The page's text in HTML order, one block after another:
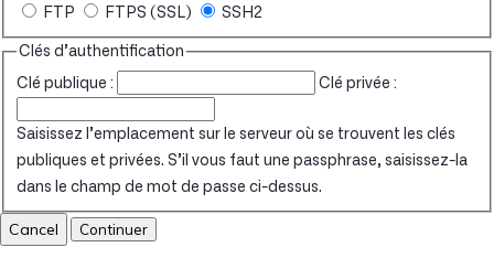
FTP FTPS (SSL) SSH2
Clés d’authentification
Clé publique : Clé privée :
Saisissez l’emplacement sur le serveur où se trouvent les clés
publiques et privées. S’il vous faut une passphrase, saisissez-la
dans le champ de mot de passe ci-dessus.
Cancel